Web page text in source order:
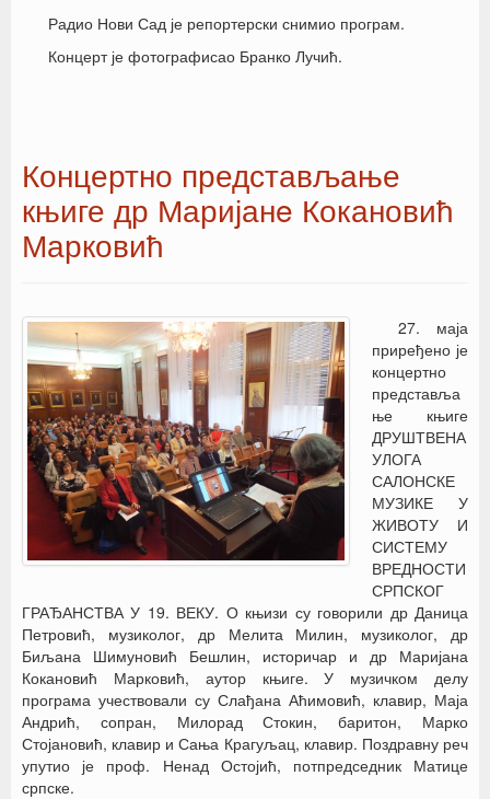
Радио Нови Сад је репортерски снимио програм.
Концерт је фотографисао Бранко Лучић.
Концертно представљање
књиге др Маријанe Кокановић
Марковић
27. маја
приређено је
концертно
представља
ње књиге
ДРУШТВЕНА
УЛОГА
САЛОНСКЕ
МУЗИКЕ У
ЖИВОТУ И
СИСТЕМУ
ВРЕДНОСТИ
СРПСКОГ
ГРАЂАНСТВА У 19. ВЕКУ. О књизи су говорили др Даница
Петровић, музиколог, др Мелита Милин, музиколог, др
Биљана Шимуновић Бешлин, историчар и др Маријана
Кокановић Марковић, аутор књиге. У музичком делу
програма учествовали су Слађана Аћимовић, клавир, Маја
Андрић, сопран, Милорад Стокин, баритон, Марко
Стојановић, клавир и Сања Крагуљац, клавир. Поздравну реч
упутио је проф. Ненад Остојић, потпредседник Матице
српске.